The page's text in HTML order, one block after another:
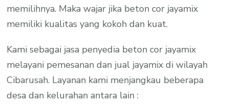
memilihnya. Maka wajar jika beton cor jayamix
memiliki kualitas yang kokoh dan kuat.
Kami sebagai jasa penyedia beton cor jayamix
melayani pemesanan dan jual jayamix di wilayah
Cibarusah. Layanan kami menjangkau beberapa
desa dan kelurahan antara lain :